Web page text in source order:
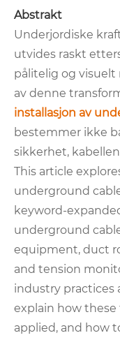
Abstrakt
Underjordiske
utvides raskt
pålitelig og
av denne
installasjon av
bestemmer ikke
sikkerhet,
This article
underground
keyword-
underground
equipment, duct
and tension
industry practices
explain how
applied, and how